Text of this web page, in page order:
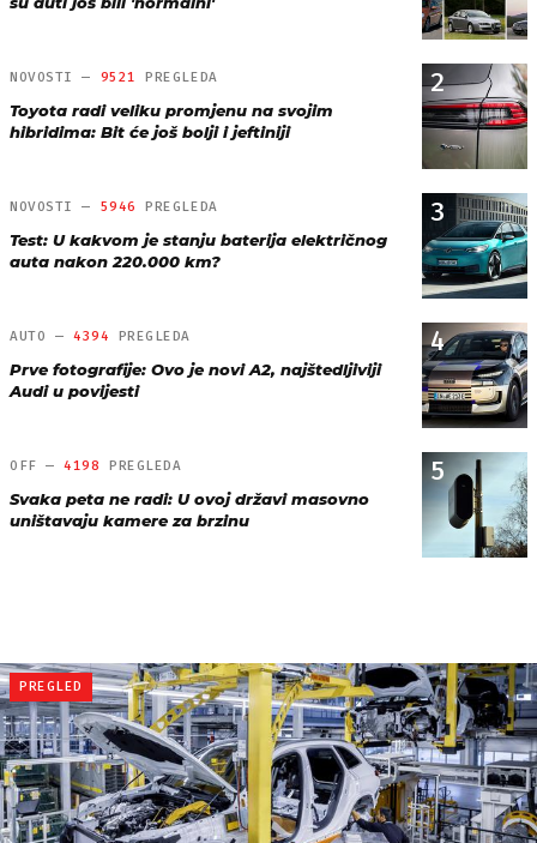
2
NOVOSTI — 9521 PREGLEDA
Toyota radi veliku promjenu na svojim
hibridima: Bit će još bolji i jeftiniji
3
NOVOSTI — 5946 PREGLEDA
Test: U kakvom je stanju baterija električnog
auta nakon 220.000 km?
4
AUTO — 4394 PREGLEDA
Prve fotografije: Ovo je novi A2, najštedljiviji
Audi u povijesti
5
OFF —4198 PREGLEDA
Svaka peta ne radi: U ovoj državi masovno
uništavaju kamere za brzinu
PREGLED